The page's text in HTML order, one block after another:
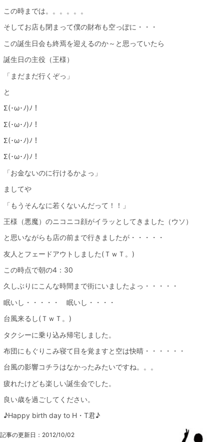
この時までは。。。。。。
そしてお店も閉まって僕の財布も空っぽに・・・
この誕生日会も終焉を迎えるのか～と思っていたら
誕生日の主役（王様）
「まだまだ行くぞっ」
と
Σ(･ω･ﾉ)ﾉ！
Σ(･ω･ﾉ)ﾉ！
Σ(･ω･ﾉ)ﾉ！
Σ(･ω･ﾉ)ﾉ！
「お金ないのに行けるかよっ」
ましてや
「もうそんなに若くないんだって！！」
王様（悪魔）のニコニコ顔がイラッとしてきました（ウソ）
と思いながらも店の前まで行きましたが・・・・・
友人とフェードアウトしました(ＴｗＴ。)
この時点で朝の4：30
久しぶりにこんな時間まで街にいましたよっ・・・・・
眠いし・・・・・ 眠いし・・・・
台風来るし(ＴｗＴ。)
タクシーに乗り込み帰宅しました。
布団にもぐりこみ寝て目を覚ますと空は快晴・・・・・・
台風の影響コチラはなかったみたいですね。。。
疲れたけども楽しい誕生会でした。
良い歳を過ごしてください。
♪Happy birth day to H・T君♪
記事の更新日： 2012/10/02